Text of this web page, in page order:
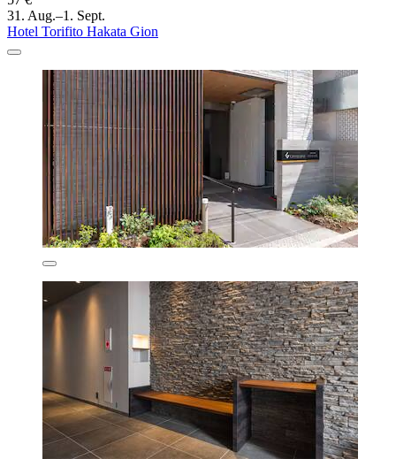
31. Aug.–1. Sept.
Hotel Torifito Hakata Gion